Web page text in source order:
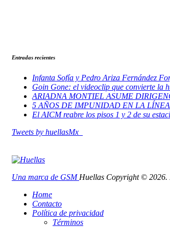
Entradas recientes
Infanta Sofía y Pedro Ariza Fernández
Goin Gone: el videoclip que convierte la
ARIADNA MONTIEL ASUME
5 AÑOS DE IMPUNIDAD EN LA
El AICM reabre los pisos 1 y 2 de su
Tweets by huellasMx_
Una marca de GSM Huellas Copyright © 2026.
Home
Contacto
Política de privacidad
Términos